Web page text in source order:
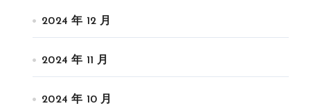
2024 年 12 月
2024 年 11 月
2024 年 10 月